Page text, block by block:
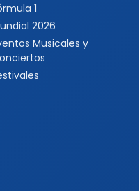
1
2026
Musicales y